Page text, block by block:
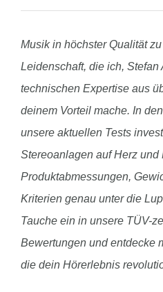
Musik in höchster Qualität
Leidenschaft, die ich, Stefan
technischen Expertise aus
deinem Vorteil mache. In
unsere aktuellen Tests
Stereoanlagen auf Herz
Produktabmessungen,
Kriterien genau unter die
Tauche ein in unsere TÜV-
Bewertungen und entdecke
die dein Hörerlebnis